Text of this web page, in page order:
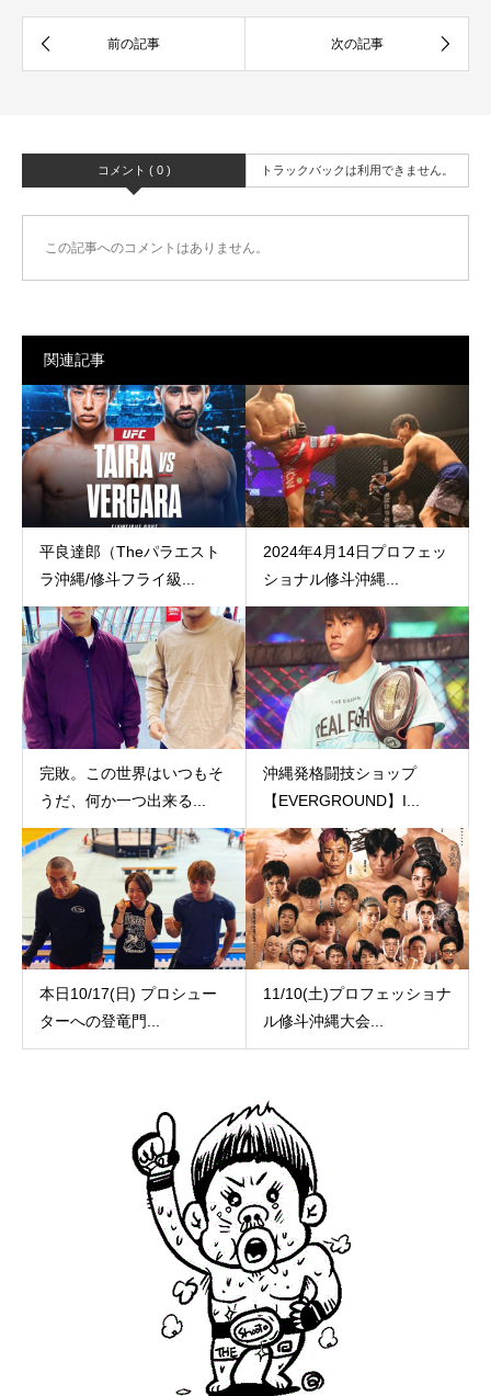
コメント ( 0 ) トラックバックは利用できません。
この記事へのコメントはありません。
関連記事
平良達郎（Theパラエスト
ラ沖縄/修斗フライ級...
2024年4月14日プロフェッ
ショナル修斗沖縄...
完敗。この世界はいつもそ
うだ、何か一つ出来る...
沖縄発格闘技ショップ
【EVERGROUND】I...
本日10/17(日) プロシュー
ターへの登竜門...
11/10(土)プロフェッショナ
ル修斗沖縄大会...